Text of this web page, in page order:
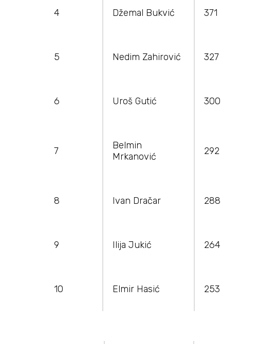
4 Džemal Bukvić 371
5 Nedim Zahirović 327
6 Uroš Gutić 300
7
Belmin
Mrkanović
292
8 Ivan Dračar 288
9 Ilija Jukić 264
10 Elmir Hasić 253